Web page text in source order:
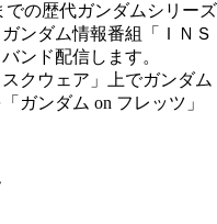
の歴代ガンダムシリーズ
ンダム情報番組「ＩＮＳ
ンド配信します。
クウェア」上でガンダム
ガンダム on フレッツ」